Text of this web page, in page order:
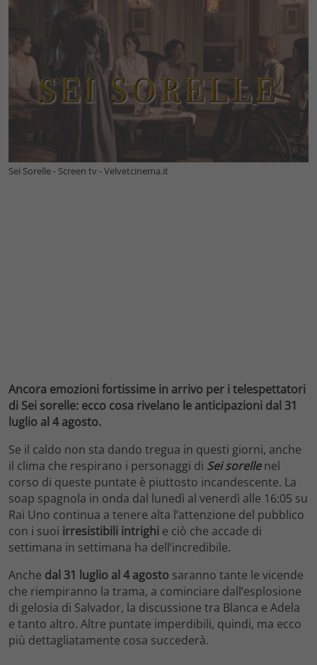
Sei Sorelle - Screen tv - Velvetcinema.it
Ancora emozioni fortissime in arrivo per i telespettatori
di Sei sorelle: ecco cosa rivelano le anticipazioni dal 31
luglio al 4 agosto.
Se il caldo non sta dando tregua in questi giorni, anche
il clima che respirano i personaggi di Sei sorellenel
corso di queste puntate è piuttosto incandescente. La
soap spagnola in onda dal lunedì al venerdì alle 16:05 su
Rai Uno continua a tenere alta l’attenzione del pubblico
con i suoi irresistibili intrighi e ciò che accade di
settimana in settimana ha dell’incredibile.
Anche dal 31 luglio al 4 agosto saranno tante le vicende
che riempiranno la trama, a cominciare dall’esplosione
di gelosia di Salvador, la discussione tra Blanca e Adela
e tanto altro. Altre puntate imperdibili, quindi, ma ecco
più dettagliatamente cosa succederà.